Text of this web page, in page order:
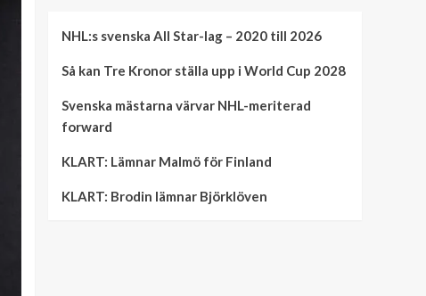
NHL:s svenska All Star-lag – 2020 till 2026
Så kan Tre Kronor ställa upp i World Cup 2028
Svenska mästarna värvar NHL-meriterad
forward
KLART: Lämnar Malmö för Finland
KLART: Brodin lämnar Björklöven